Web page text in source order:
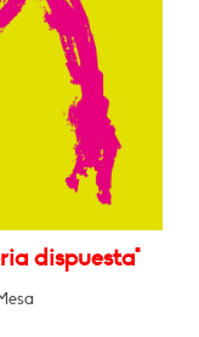
dispuesta"